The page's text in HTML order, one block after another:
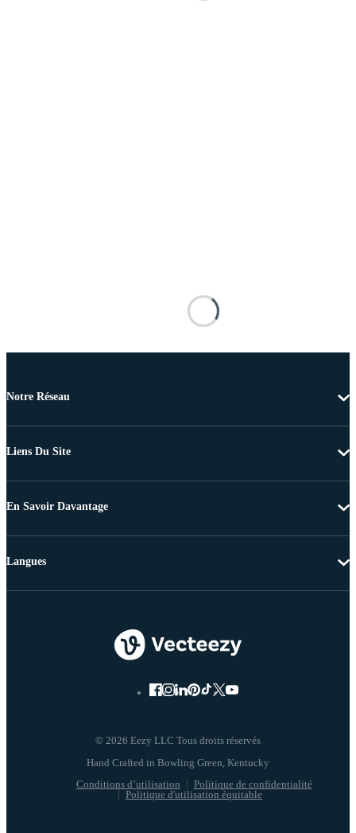
Notre Réseau
Liens Du Site
En Savoir Davantage
© 2026 Eezy LLC Tous droits réservés
Conditions d’utilisation
Politique de confidentialité
Politique d'utilisation équitable
Langues